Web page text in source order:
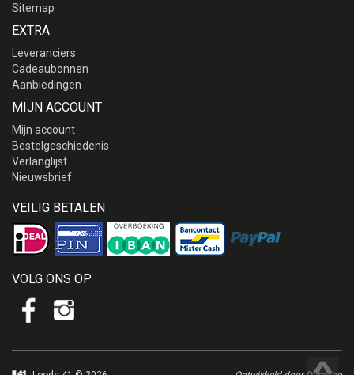
Sitemap
EXTRA
Leveranciers
Cadeaubonnen
Aanbiedingen
MIJN ACCOUNT
Mijn account
Bestelgeschiedenis
Verlanglijst
Nieuwsbrief
VEILIG BETALEN
VOLG ONS OP